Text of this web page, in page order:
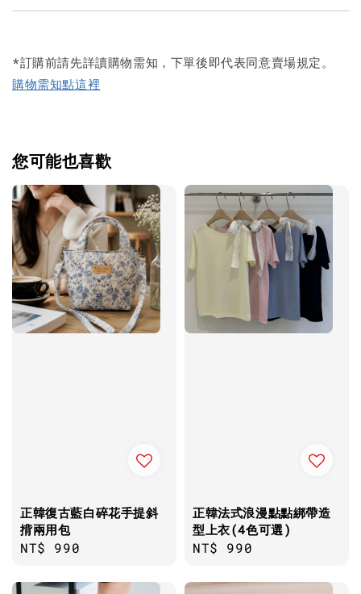
*訂購前請先詳讀購物需知，下單後即代表同意賣場規定。
購物需知點這裡
您可能也喜歡
正韓復古藍白碎花手提斜
揹兩用包
Regular
NT$ 990
正韓法式浪漫點點綁帶造
型上衣(4色可選)
Regular
NT$ 990